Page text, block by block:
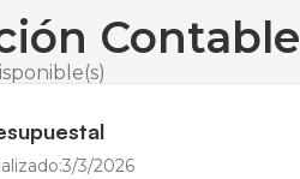
Contable
3/3/2026